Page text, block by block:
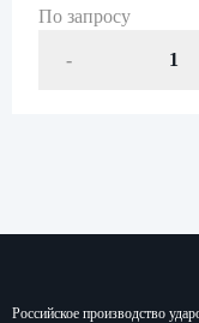
По запросу
-
Российское производство